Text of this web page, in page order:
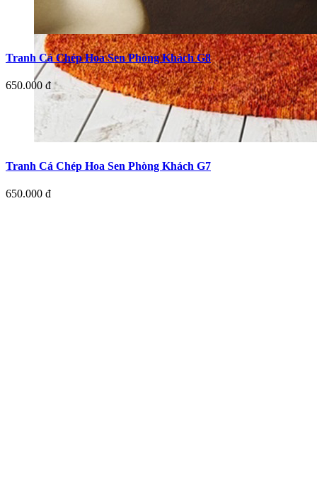
Tranh Cá Chép Hoa Sen Phòng Khách G7
650.000 đ
Tranh Cá Chép Hoa Sen Phòng Khách G8
650.000 đ